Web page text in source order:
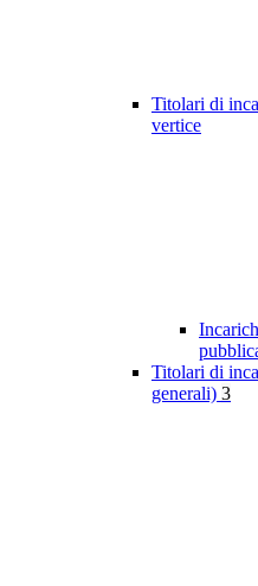
Titolari di
vertice
Titolari di
generali) 3